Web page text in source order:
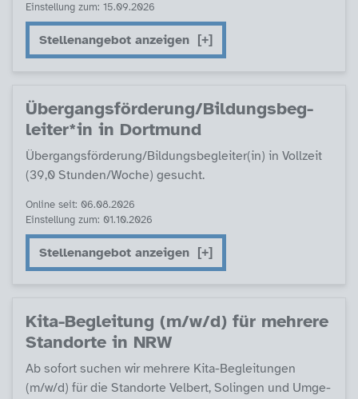
Einstellung zum: 15.09.2026
Stellenangebot anzeigen
Über­gangs­för­de­rung/Bil­dungs­be­g­
lei­ter*in in Dort­mund
Über­gangs­för­de­rung/Bil­dungs­be­g­lei­ter(in) in Voll­zeit
(39,0 Stun­­den/Wo­che) ge­sucht.
Online seit: 06.08.2026
Einstellung zum: 01.10.2026
Stellenangebot anzeigen
Ki­ta-Be­g­lei­tung (m/w/d) für meh­re­re
Stand­or­te in NRW
Ab so­fort su­chen wir meh­re­re Ki­ta-Be­g­lei­tun­gen
(m/w/d) für die Stand­or­te Vel­bert, So­lin­gen und Um­ge­